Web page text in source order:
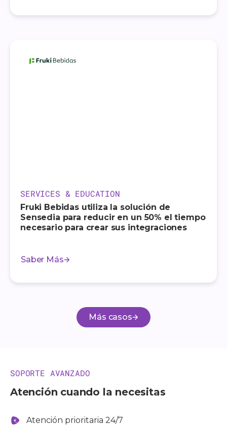
SERVICES & EDUCATION
Fruki Bebidas utiliza la solución de
Sensedia para reducir en un 50% el tiempo
necesario para crear sus integraciones
Saber Más
Más casos
SOPORTE AVANZADO
Atención cuando la necesitas
Atención prioritaria 24/7